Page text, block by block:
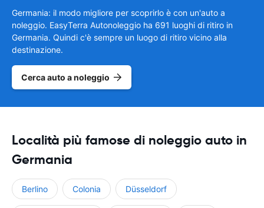
Germania: il modo migliore per scoprirlo è con un'auto a
noleggio. EasyTerra Autonoleggio ha 691 luoghi di ritiro in
Germania. Quindi c'è sempre un luogo di ritiro vicino alla
destinazione.
Cerca auto a noleggio
Località più famose di noleggio auto in
Germania
Berlino Colonia Düsseldorf